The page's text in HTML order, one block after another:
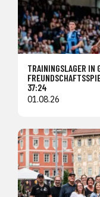
TRAININGSLAGER IN
37:24
01.08.26